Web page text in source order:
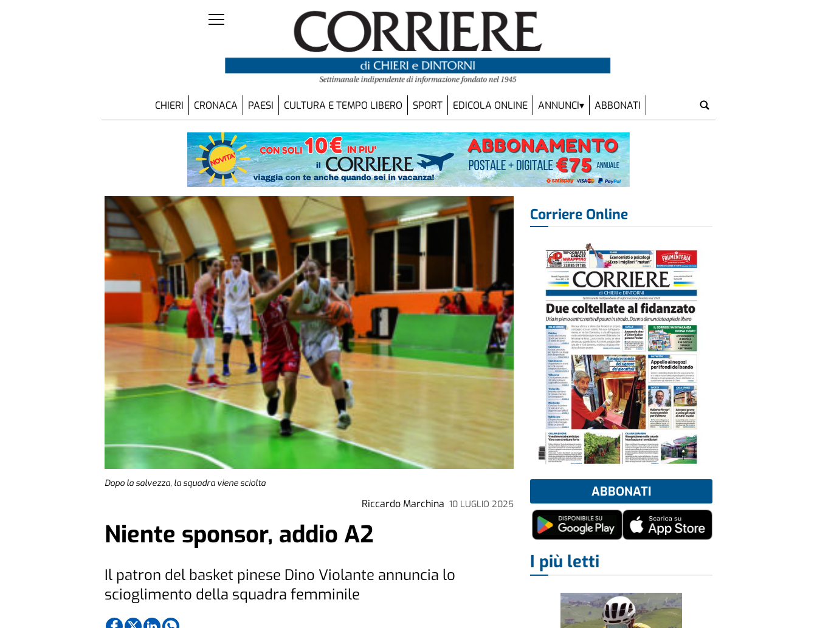
CHIERI CRONACA PAESI CULTURA E TEMPO LIBERO SPORT EDICOLA ONLINE ANNUNCI ABBONATI
Dopo la salvezza, la squadra viene sciolta
Riccardo Marchina 10 LUGLIO 2025
Niente sponsor, addio A2
Il patron del basket pinese Dino Violante annuncia lo
scioglimento della squadra femminile
Corriere Online
ABBONATI
I più letti